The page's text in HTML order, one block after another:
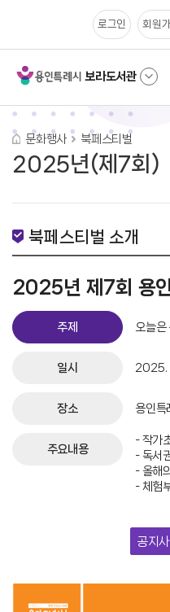
보라도서관
로그인 회원
문화행사 북페스티벌
2025년(제7회)
북페스티벌 소개
2025년 제7회 용
주제 오늘
일시 2025.
장소 용인특
주요내용
- 작가
- 독서
- 올해
- 체험
공지